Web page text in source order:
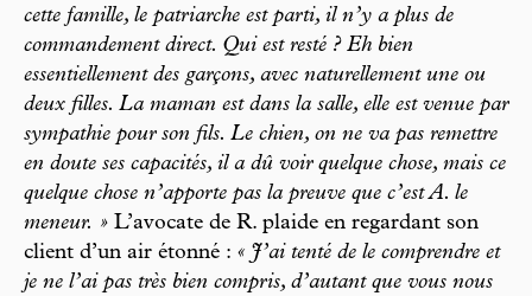
cette famille, le patriarche est parti, il n’y a plus de
commandement direct. Qui est resté ? Eh bien
essentiellement des garçons, avec naturellement une ou
deux filles. La maman est dans la salle, elle est venue par
sympathie pour son fils. Le chien, on ne va pas remettre
en doute ses capacités, il a dû voir quelque chose, mais ce
quelque chose n’apporte pas la preuve que c’est A. le
meneur. » L’avocate de R. plaide en regardant son
client d’un air étonné : « J’ai tenté de le comprendre et
je ne l’ai pas très bien compris, d’autant que vous nous